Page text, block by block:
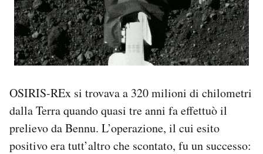
OSIRIS-REx si trovava a 320 milioni di chilometri
dalla Terra quando quasi tre anni fa effettuò il
prelievo da Bennu. L’operazione, il cui esito
positivo era tutt’altro che scontato, fu un successo: